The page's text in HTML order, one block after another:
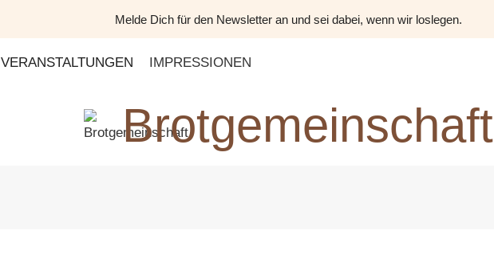
Melde Dich für den Newsletter an und sei dabei, wenn wir loslegen.
VERANSTALTUNGEN IMPRESSIONEN
Brotgemeinschaft